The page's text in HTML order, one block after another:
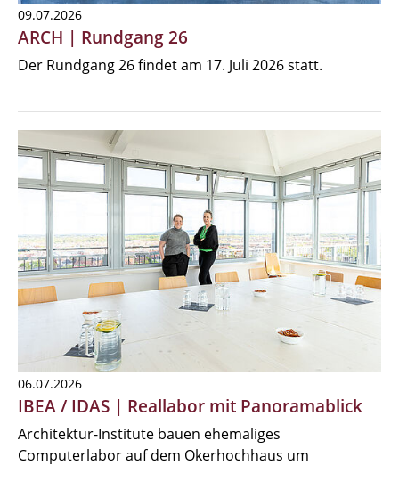
09.07.2026
ARCH | Rundgang 26
Der Rundgang 26 findet am 17. Juli 2026 statt.
06.07.2026
IBEA / IDAS | Reallabor mit Panoramablick
Architektur-Institute bauen ehemaliges
Computerlabor auf dem Okerhochhaus um